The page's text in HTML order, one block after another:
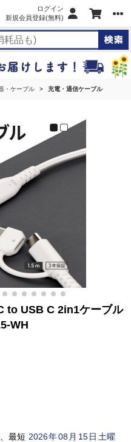
ログイン
新規会員登録(無料)
・ケーブル 充電・通信ケーブル
to USB C 2in1ケーブル
WH
最短 2026年08 月 15日土曜